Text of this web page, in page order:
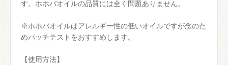
す。ホホバオイルの品質には全く問題ありません。
※ホホバオイルはアレルギー性の低いオイルですが念のた
めパッチテストをおすすめします。
【使用方法】